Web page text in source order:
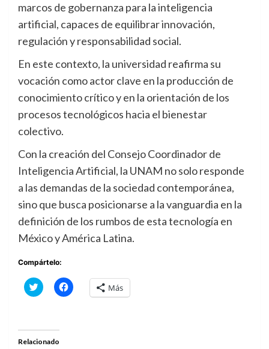
marcos de gobernanza para la inteligencia
artificial, capaces de equilibrar innovación,
regulación y responsabilidad social.
En este contexto, la universidad reafirma su
vocación como actor clave en la producción de
conocimiento crítico y en la orientación de los
procesos tecnológicos hacia el bienestar
colectivo.
Con la creación del Consejo Coordinador de
Inteligencia Artificial, la UNAM no solo responde
a las demandas de la sociedad contemporánea,
sino que busca posicionarse a la vanguardia en la
definición de los rumbos de esta tecnología en
México y América Latina.
Compártelo:
Haz
clic
(Se
abre
Haz
clic Más
Relacionado